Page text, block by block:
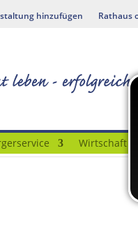
hinzufügen Rathaus
Wirtschaft